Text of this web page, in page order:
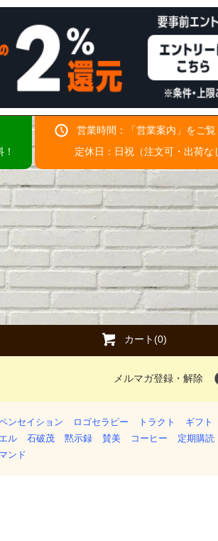
営業時間：「営業案内 」をご
定休日：日祝（注文可・出荷な
カート(0)
メルマガ登録・解除
ンセイション ロゴセラピー トラクト
ギフト
ル
石破茂 黙示録 賛美 コーヒー 定期購読
ンド